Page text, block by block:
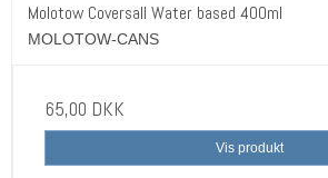
Molotow Coversall Water based 400ml
MOLOTOW-CANS
65,00 DKK
Vis produkt